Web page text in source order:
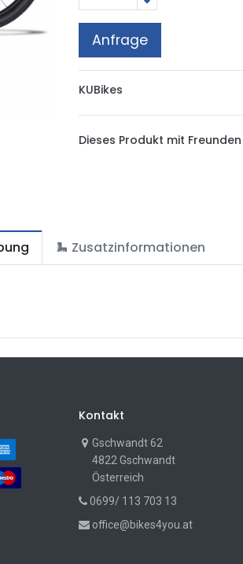
Anfrage
KUBikes
Dieses Produkt mit
Zusatzinformationen
Kontakt
Gschwandt 62
4822 Gschwandt
Österreich
0699/ 113 703 13
office@bikes4you.at